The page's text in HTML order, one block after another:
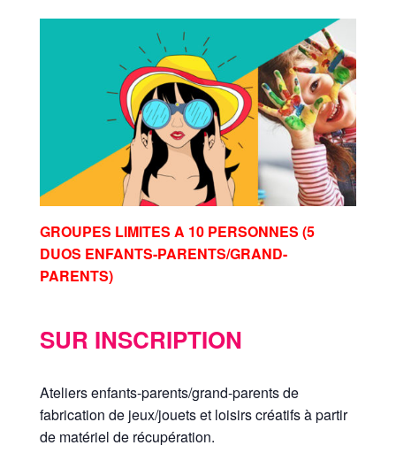
GROUPES LIMITES A 10 PERSONNES (5
DUOS ENFANTS-PARENTS/GRAND-
PARENTS)
SUR INSCRIPTION
Ateliers enfants-parents/grand-parents de
fabrication de jeux/jouets et loisirs créatifs à partir
de matériel de récupération.